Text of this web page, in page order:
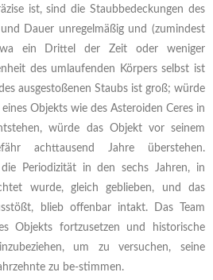
ist, sind die Staubbedeckungen des
Dauer unregelmäßig und (zumindest
ein Drittel der Zeit oder weniger
des umlaufenden Körpers selbst ist
ausgestoßenen Staubs ist groß; würde
Objekts wie des Asteroiden Ceres in
würde das Objekt vor seinem
achttausend Jahre überstehen.
die Periodizität in den sechs Jahren, in
wurde, gleich geblieben, und das
blieb offenbar intakt. Das Team
Objekts fortzusetzen und historische
um zu versuchen, seine
zu be-stimmen.